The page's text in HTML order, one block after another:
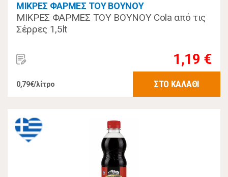
ΜΙΚΡΕΣ ΦΑΡΜΕΣ ΤΟΥ ΒΟΥΝΟΥ
ΜΙΚΡΕΣ ΦΑΡΜΕΣ ΤΟΥ ΒΟΥΝΟΥ Cola από τις
Σέρρες 1,5lt
1,19 €
0,79€/λίτρο ΣΤΟ ΚΑΛΑΘΙ